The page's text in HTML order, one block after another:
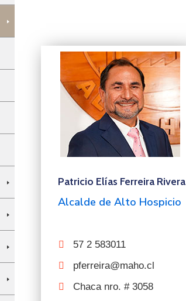
Patricio Elías Ferreira Rivera
Alcalde de Alto Hospicio
57 2 583011
pferreira@maho.cl
Chaca nro. # 3058